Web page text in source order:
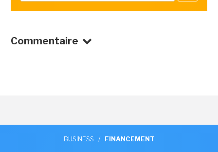
Commentaire
BUSINESS / FINANCEMENT